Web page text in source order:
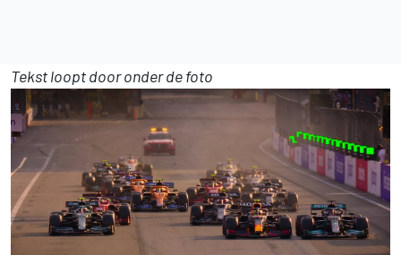
Tekst loopt door onder de foto